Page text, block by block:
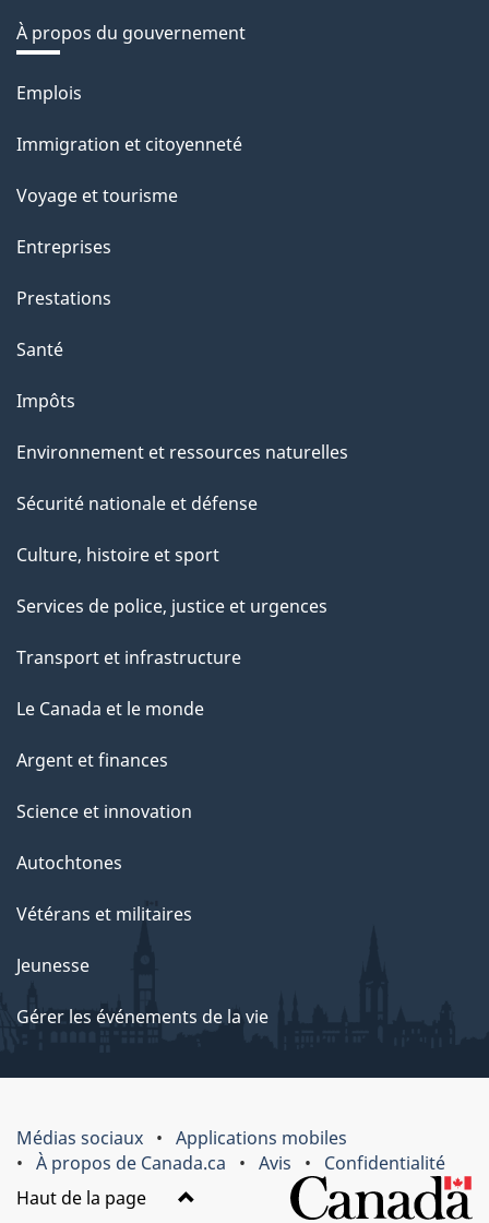
À propos du gouvernement
Thèmes
sujets
Emplois
Immigration et citoyenneté
Voyage et tourisme
Entreprises
Prestations
Santé
Impôts
Environnement et ressources naturelles
Sécurité nationale et défense
Culture, histoire et sport
Services de police, justice et urgences
Transport et infrastructure
Le Canada et le monde
Argent et finances
Science et innovation
Autochtones
Vétérans et militaires
Jeunesse
Gérer les événements de la vie
Médias sociaux
Applications mobiles
À propos de Canada.ca
Avis
Confidentialité
Haut de la page